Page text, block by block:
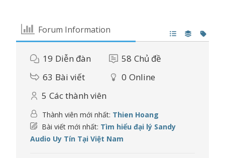
Forum Information
19 Diễn đàn 58 Chủ đề
63 Bài viết 0 Online
5 Các thành viên
Thành viên mới nhất: Thien Hoang
Bài viết mới nhất: Tìm hiểu đại lý Sandy
Audio Uy Tín Tại Việt Nam